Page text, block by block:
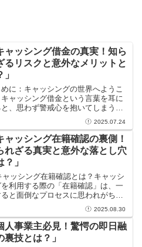
ャッシング借金の真実！知ら
るリスクと意外なメリットと
に：キャッシングの世界へようこ
キャッシング借金という言葉を耳に
、思わず警戒心を抱いてしまう方
いかもしれません。しかし、視点を
てみると、キャッシングはあなたの
に新たな可能性をもたらす素晴らし
段になり得るのです。...
2025.07.24
ャッシング在籍確認の裏側！
れざる真実と意外な落とし穴
？」
ャッシング在籍確認とは？キャッシ
を利用する際の「在籍確認」は、一
ると面倒なプロセスに思われがちで
、実は非常に重要なステップなので
これは、貸し手が申込者が本当にそ
場で働いているのかを確認し、融資
クを軽減するた...
2025.08.30
人事業主必見！驚愕の即日融
裏技とは？」